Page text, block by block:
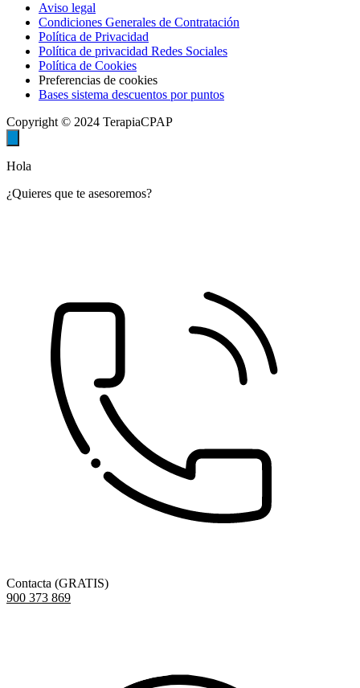
Aviso legal
Condiciones Generales de Contratación
Política de Privacidad
Política de privacidad Redes Sociales
Política de Cookies
Preferencias de cookies
Bases sistema descuentos por puntos
Copyright © 2024 TerapiaCPAP
Hola
¿Quieres que te asesoremos?
Contacta (GRATIS)
900 373 869